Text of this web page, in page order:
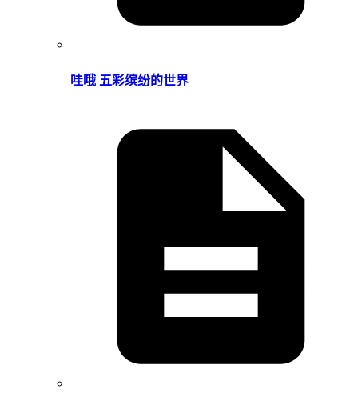
哇哦 五彩缤纷的世界